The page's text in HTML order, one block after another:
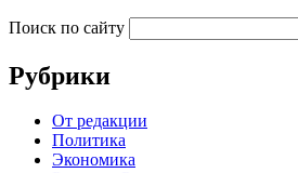
Поиск по сайту
Рубрики
От редакции
Политика
Экономика